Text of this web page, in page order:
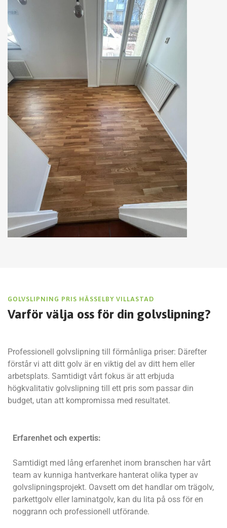
GOLVSLIPNING PRIS HÄSSELBY VILLASTAD
Varför välja oss för din golvslipning?
Professionell golvslipning till förmånliga priser: Därefter
förstår vi att ditt golv är en viktig del av ditt hem eller
arbetsplats. Samtidigt vårt fokus är att erbjuda
högkvalitativ golvslipning till ett pris som passar din
budget, utan att kompromissa med resultatet.
Erfarenhet och expertis:
Samtidigt med lång erfarenhet inom branschen har vårt
team av kunniga hantverkare hanterat olika typer av
golvslipningsprojekt. Oavsett om det handlar om trägolv,
parkettgolv eller laminatgolv, kan du lita på oss för en
noggrann och professionell utförande.